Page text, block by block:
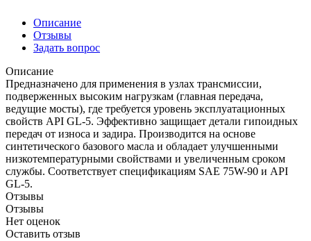
Описание
Отзывы
Задать вопрос
Описание
Предназначено для применения в узлах трансмиссии,
подверженных высоким нагрузкам (главная передача,
ведущие мосты), где требуется уровень эксплуатационных
свойств API GL-5. Эффективно защищает детали гипоидных
передач от износа и задира. Производится на основе
синтетического базового масла и обладает улучшенными
низкотемпературными свойствами и увеличенным сроком
службы. Соответствует спецификациям SAE 75W-90 и API
GL-5.
Отзывы
Отзывы
Нет оценок
Оставить отзыв